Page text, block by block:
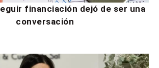
financiación dejó de ser una
conversación